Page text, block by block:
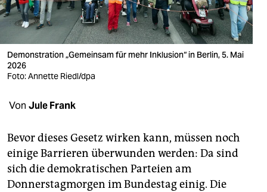
veranstaltungen
fragen & hilfe
unterstützen
abo
epaper login
Demonstration „Gemeinsam für mehr Inklusion“ in Berlin, 5. Mai
2026
Foto: Annette Riedl/dpa
Von Jule Frank
Bevor dieses Gesetz wirken kann, müssen noch
einige Barrieren überwunden werden: Da sind
sich die demokratischen Parteien am
Donnerstagmorgen im Bundestag einig. Die